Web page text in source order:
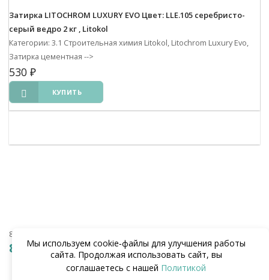
Затирка LITOCHROM LUXURY EVO Цвет: LLE.105 серебристо-
серый ведро 2 кг , Litokol
Категории: 3.1 Строительная химия Litokol, Litochrom Luxury Evo,
Затирка цементная -->
530 ₽
КУПИТЬ
8 (938) 441-20-90
8 (862) 291-20-90
Мы используем cookie‑файлы для улучшения работы
сайта. Продолжая использовать сайт, вы
соглашаетесь с нашей Политикой